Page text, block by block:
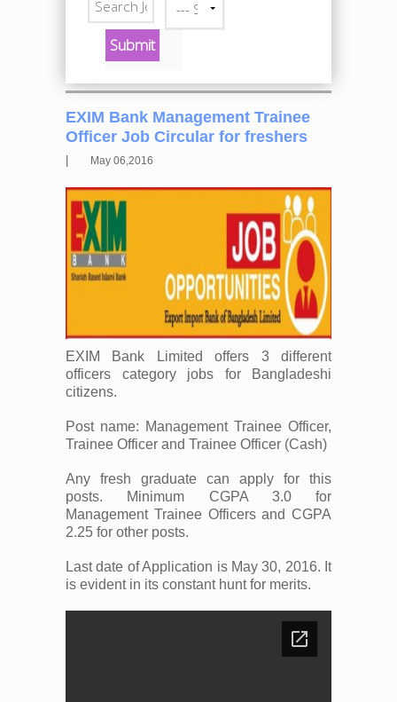
--- Select a category ---
EXIM Bank Management Trainee
Officer Job Circular for freshers
May 06,2016
EXIM Bank Limited offers 3 different
officers category jobs for Bangladeshi
citizens.
Post name: Management Trainee Officer,
Trainee Officer and Trainee Officer (Cash)
Any fresh graduate can apply for this
posts. Minimum CGPA 3.0 for
Management Trainee Officers and CGPA
2.25 for other posts.
Last date of Application is May 30, 2016. It
is evident in its constant hunt for merits.